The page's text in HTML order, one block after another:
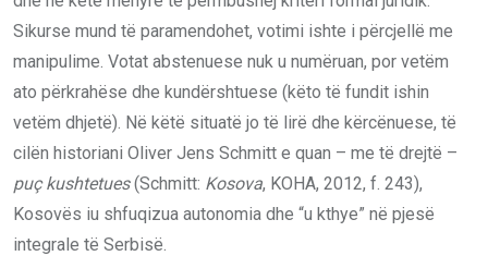
Sikurse mund të paramendohet, votimi ishte i përcjellë me
manipulime. Votat abstenuese nuk u numëruan, por vetëm
ato përkrahëse dhe kundërshtuese (këto të fundit ishin
vetëm dhjetë). Në këtë situatë jo të lirë dhe kërcënuese, të
cilën historiani Oliver Jens Schmitt e quan – me të drejtë –
puç kushtetues(Schmitt: Kosova, KOHA, 2012, f. 243),
Kosovës iu shfuqizua autonomia dhe “u kthye” në pjesë
integrale të Serbisë.